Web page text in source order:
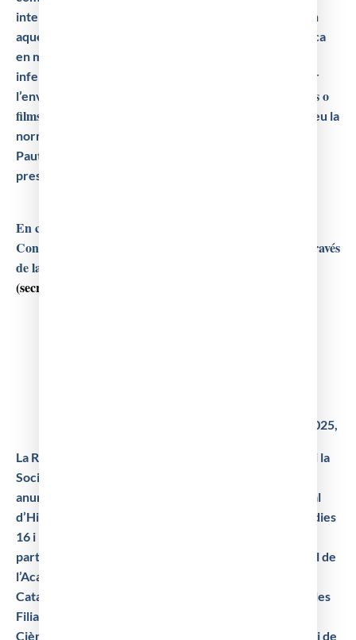
interessats en aquest tema. Us animem a presentar en
aquest congrés els vostres treballs de recerca històrica
en medicina, odontologia, farmàcia, veterinària,
infermeria, etc. Us recordem que el període obert per
l’enviament dels
resums de comunicacions orals, pòsters o
films curts estarà obert fins al 1 d’abril de 2026.
Trobareu la
normativa de presentació dels treballs a l’apartat de
Pautes de presentació
presentació del congrés
En cas d’estar interessat/da en participar en aquest
Congrés, podeu posar-vos en contacte amb nosaltres a través
de la Secretaria Tècnica del Comitè Organitzador
(secretaria@ramc.cat,
025,
La Reial Acadèmia de Medicina de Catalunya (RAMC) i la
Societat Catalana d’Història de la
anuncien la celebració del XXIII Congrés Internacional
d’Història de la
Medicina Catalana, que tindrà lloc els dies
16 i 17 d’octubre de 2026, a Granollers, amb
participació i suport local de la Filial del Vallès Oriental de
l’Acadèmia de Ciències Mèdiques
Catalunya i de Balears (ACMSCB) i la col·laboració de les
Filials del Vallès
Ciències Mèdiques d’Andorra i la delegació del Col.legide